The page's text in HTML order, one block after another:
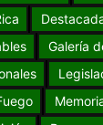
Galería